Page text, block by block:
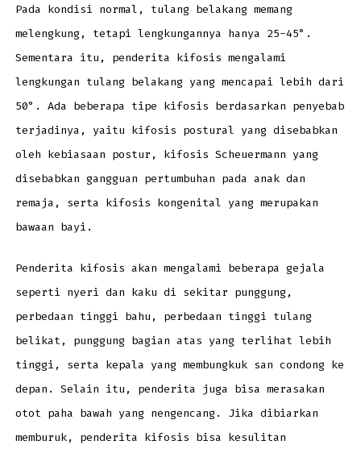
Pada kondisi normal, tulang belakang memang
melengkung, tetapi lengkungannya hanya 25-45°.
Sementara itu, penderita kifosis mengalami
lengkungan tulang belakang yang mencapai lebih dari
50°. Ada beberapa tipe kifosis berdasarkan penyebab
terjadinya, yaitu kifosis postural yang disebabkan
oleh kebiasaan postur, kifosis Scheuermann yang
disebabkan gangguan pertumbuhan pada anak dan
remaja, serta kifosis kongenital yang merupakan
bawaan bayi.
Penderita kifosis akan mengalami beberapa gejala
seperti nyeri dan kaku di sekitar punggung,
perbedaan tinggi bahu, perbedaan tinggi tulang
belikat, punggung bagian atas yang terlihat lebih
tinggi, serta kepala yang membungkuk san condong ke
depan. Selain itu, penderita juga bisa merasakan
otot paha bawah yang nengencang. Jika dibiarkan
memburuk, penderita kifosis bisa kesulitan